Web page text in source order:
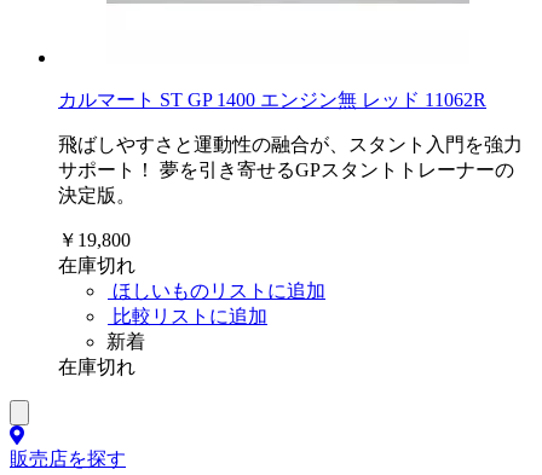
カルマート ST GP 1400 エンジン無 レッド 11062R
飛ばしやすさと運動性の融合が、スタント入門を強力
サポート！ 夢を引き寄せるGPスタントトレーナーの
決定版。
￥19,800
在庫切れ
ほしいものリストに追加
比較リストに追加
新着
在庫切れ
販売店を探す